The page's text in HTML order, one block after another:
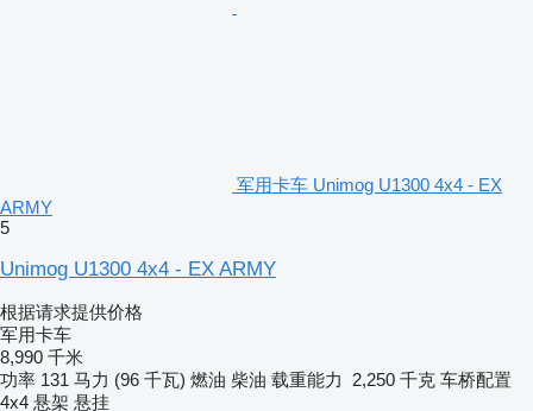
军用卡车 Unimog U1300 4x4 - EX
ARMY
5
Unimog U1300 4x4 - EX ARMY
根据请求提供价格
军用卡车
8,990 千米
功率 131 马力 (96 千瓦) 燃油 柴油 载重能力 2,250 千克 车桥配置
4x4 悬架 悬挂